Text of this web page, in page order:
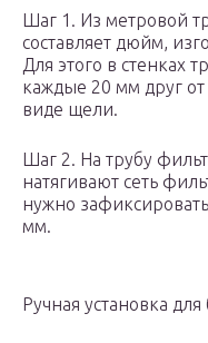
Шаг 1. Из метровой
составляет дюйм,
Для этого в стенках
каждые 20 мм друг
виде щели.
Шаг 2. На трубу
натягивают сеть
нужно
мм.
Ручная установка